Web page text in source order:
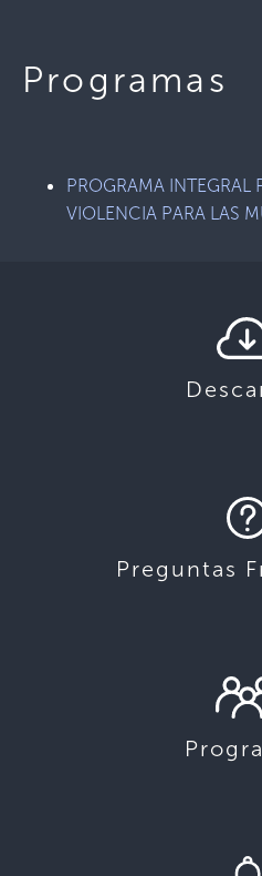
Programas
PROGRAMA INTEGRAL
VIOLENCIA PARA LAS
Preguntas